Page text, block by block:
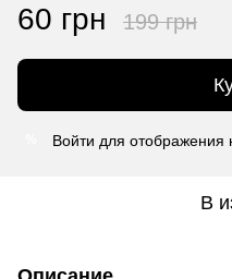
60 грн 199 грн
Войти для отображения
В